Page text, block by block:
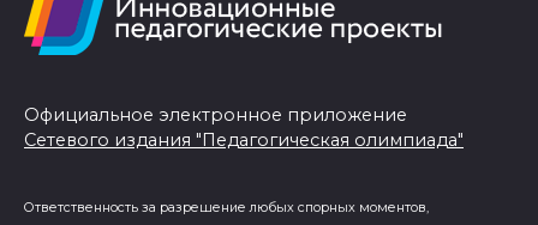
Официальное электронное приложение
Сетевого издания "Педагогическая олимпиада"
Ответственность за разрешение любых спорных моментов,